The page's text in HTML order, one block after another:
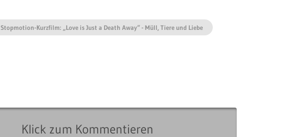
Stopmotion-Kurzfilm: „Love is Just a Death Away“ - Müll, Tiere und Liebe